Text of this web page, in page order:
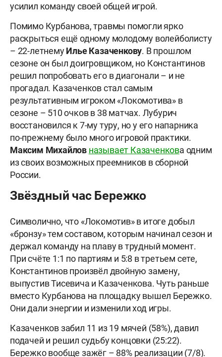
усилил команду своей общей игрой.
Помимо Курбанова, травмы помогли ярко
раскрыться ещё одному молодому волейболисту
– 22-летнемуИлье Казаченкову. В прошлом
сезоне он был доигровщиком, но Константинов
решил попробовать его в диагонали – и не
прогадал. Казаченков стал самым
результативным игроком «Локомотива» в
сезоне – 510 очков в 38 матчах. Лубурич
восстановился к 7-му туру, но у его напарника
по-прежнему было много игровой практики.
Максим Михайлов называет Казаченкова одним
из своих возможных преемников в сборной
России.
Звёздный час Бережко
Символично, что «Локомотив» в итоге добыл
«бронзу» тем составом, которым начинал сезон и
держал команду на плаву в трудный момент.
При счёте 1:1 по партиям и 5:8 в третьем сете,
Константинов произвёл двойную замену,
выпустив Тисевича и Казаченкова. Чуть раньше
вместо Курбанова на площадку вышел Бережко.
Они дали энергии и изменили ход игры.
Казаченков забил 11 из 19 мячей (58%), давил
подачей и решил судьбу концовки (25:22).
Бережко вообще зажёг – 88% реализации (7/8).